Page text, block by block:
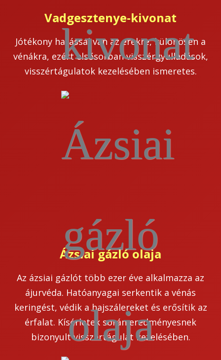
Vadgesztenye-kivonat
Jótékony hatással van az erekre, különösen a
vénákra, ezért elsősorban visszérgyulladások,
visszértágulatok kezelésében ismeretes.
Ázsiai gázló olaja
Az ázsiai gázlót több ezer éve alkalmazza az
ájurvéda. Hatóanyagai serkentik a vénás
keringést, védik a hajszálereket és erősítik az
érfalat. Kísérletek során eredményesnek
bizonyult visszértágulat kezelésében.